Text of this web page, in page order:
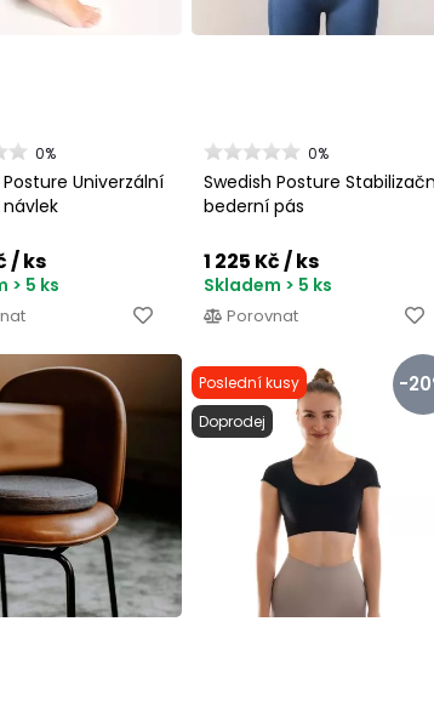
0%
Univerzální
/ ks
> 5 ks
0%
Swedish Posture
bederní pás
1 225 Kč/ ks
Skladem > 5 ks
Porovnat
-
Poslední kusy
Doprodej